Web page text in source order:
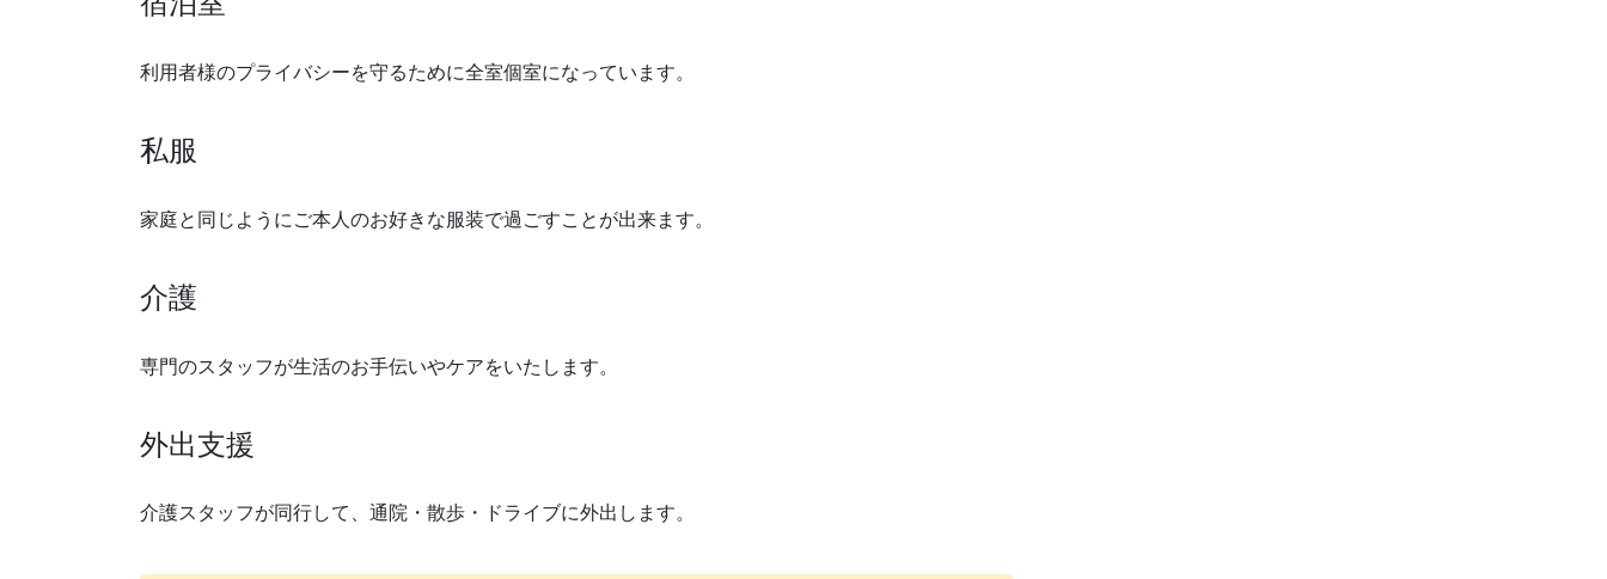
利用者様のプライバシーを守るために全室個室になっています。
私服
家庭と同じようにご本人のお好きな服装で過ごすことが出来ます。
介護
専門のスタッフが生活のお手伝いやケアをいたします。
外出支援
介護スタッフが同行して、通院・散歩・ドライブに外出します。